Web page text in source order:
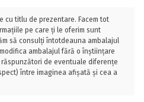
cu titlu de prezentare. Facem tot
pe care ți le oferim sunt
să consulți întotdeauna ambalajul
ambalajul fără o înștiințare
de eventuale diferențe
între imaginea afișată și cea a